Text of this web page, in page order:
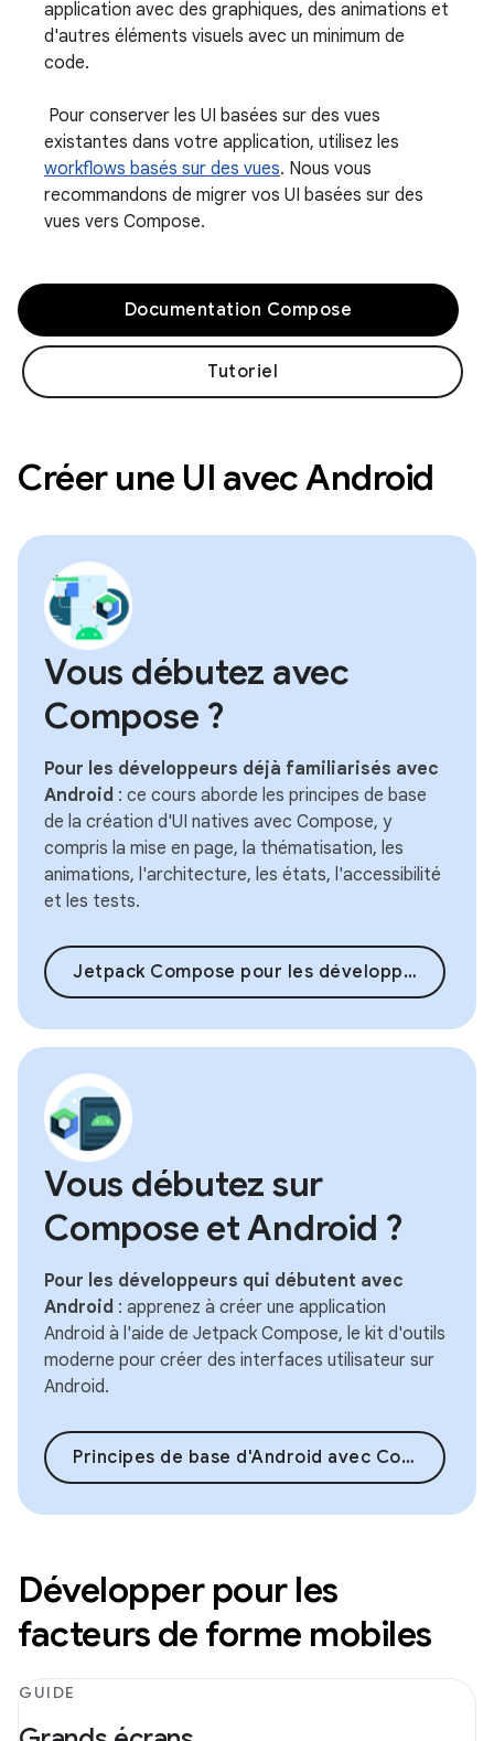
application avec des graphiques, des animations et
d'autres éléments visuels avec un minimum de
code.
Pour conserver les UI basées sur des vues
existantes dans votre application, utilisez les
workflows basés sur des vues. Nous vous
recommandons de migrer vos UI basées sur des
vues vers Compose.
Documentation Compose
Tutoriel
Créer une UI avec Android
Vous débutez avec
Compose ?
Pour les développeurs déjà familiarisés avec
Android : ce cours aborde les principes de base
de la création d'UI natives avec Compose, y
compris la mise en page, la thématisation, les
animations, l'architecture, les états, l'accessibilité
et les tests.
Jetpack Compose pour les développeurs Android
Vous débutez sur
Compose et Android ?
Pour les développeurs qui débutent avec
Android : apprenez à créer une application
Android à l'aide de Jetpack Compose, le kit d'outils
moderne pour créer des interfaces utilisateur sur
Android.
Principes de base d'Android avec Compose
Développer pour les
facteurs de forme mobiles
GUIDE